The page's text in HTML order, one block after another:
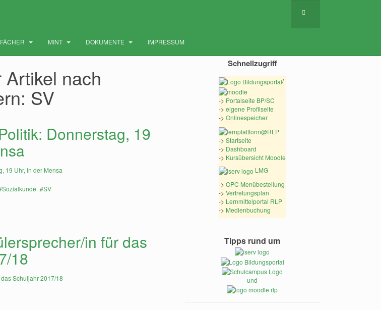
FÄCHER MINT DOKUMENTE IMPRESSUM
nach
SV
Donnerstag, 19
Sozialkunde SV
in für das
18
Schnellzugriff
/
-> Portalseite BP/SC
->eigene Profilseite
->Onlinespeicher
->Startseite
-> Dashboard
-> Kursübersicht Moodle
LMG
->OPC Menübestellung
->Vertretungsplan
-> Lernmittelportal RLP
-> Medienbuchung
Tipps rund um
und